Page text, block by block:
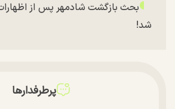
بحث بازگشت شادمهر پس از
شد!
توافق با آمریکا در انتظار تایید
پرطرفدارها